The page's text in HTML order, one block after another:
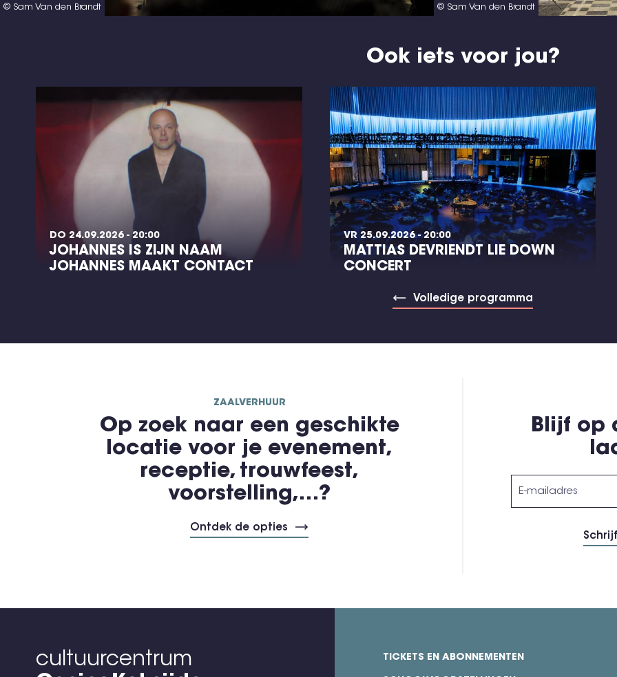
© Sam Van den Brandt © Sam Van den Brandt
Ook iets voor jou?
DO 24.09.2026 - 20:00
JOHANNES IS ZIJN NAAM
JOHANNES MAAKT CONTACT
VR 25.09.2026 - 20:00
MATTIAS DEVRIENDT LIE DOWN
CONCERT
Volledige programma
ZAALVERHUUR
Op zoek naar een geschikte
locatie voor je evenement,
receptie, trouwfeest,
voorstelling,…?
Ontdek de opties
Blijf op
cultuurcentrum
footer
TICKETS EN ABONNEMENTEN